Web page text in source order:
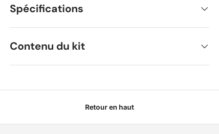
Spécifications
Contenu du kit
Retour en haut